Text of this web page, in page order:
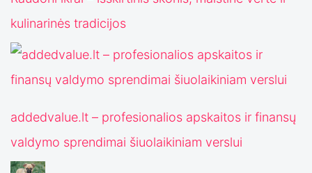
kulinarinės tradicijos
addedvalue.lt – profesionalios apskaitos ir finansų
valdymo sprendimai šiuolaikiniam verslui